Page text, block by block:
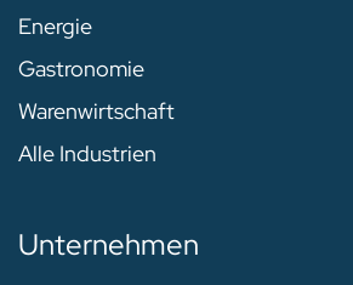
Energie
Gastronomie
Warenwirtschaft
Alle Industrien
Unternehmen